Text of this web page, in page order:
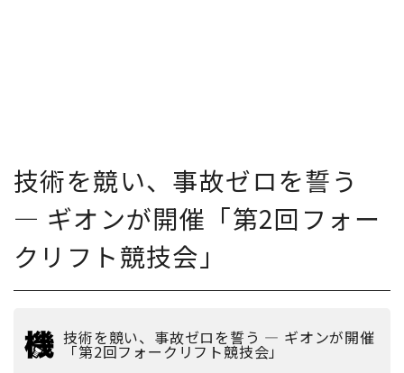
技術を競い、事故ゼロを誓う
― ギオンが開催「第2回フォー
クリフト競技会」
技術を競い、事故ゼロを誓う ― ギオンが開催
「第2回フォークリフト競技会」